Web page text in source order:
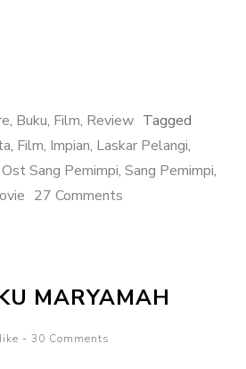
, Buku, Film, Review Tagged
, Film, Impian, Laskar Pelangi,
Ost Sang Pemimpi, Sang Pemimpi,
27 Comments
Pemimpi
MARYAMAH
30 Comments